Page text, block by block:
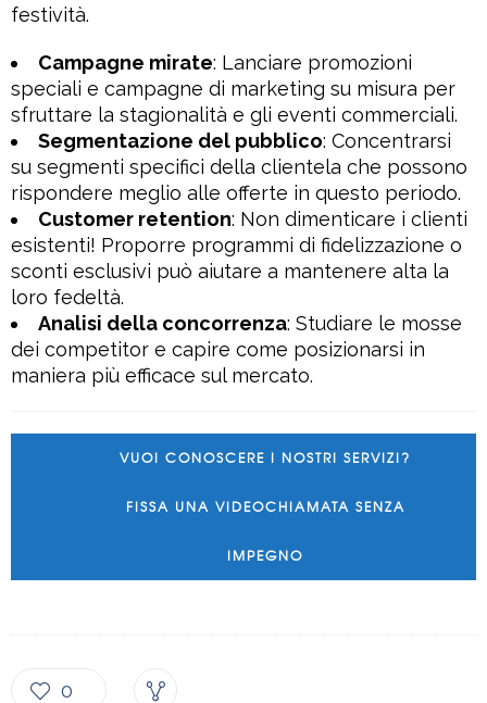
festività.
Campagne mirate: Lanciare promozioni
speciali e campagne di marketing su misura per
sfruttare la stagionalità e gli eventi commerciali.
Segmentazione del pubblico: Concentrarsi
su segmenti specifici della clientela che possono
rispondere meglio alle offerte in questo periodo.
Customer retention: Non dimenticare i clienti
esistenti! Proporre programmi di fidelizzazione o
sconti esclusivi può aiutare a mantenere alta la
loro fedeltà.
Analisi della concorrenza: Studiare le mosse
dei competitor e capire come posizionarsi in
maniera più efficace sul mercato.
VUOI CONOSCERE I NOSTRI SERVIZI?
FISSA UNA VIDEOCHIAMATA SENZA
IMPEGNO
0